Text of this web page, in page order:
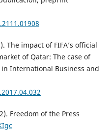
The impact of FIFA’s official
of Qatar: The case of
International Business and
Freedom of the Press